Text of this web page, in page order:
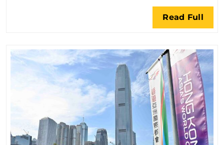
居
民
回
單
位
視
察
Read Full
Full